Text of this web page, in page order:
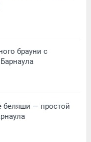
брауни с
беляши — простой